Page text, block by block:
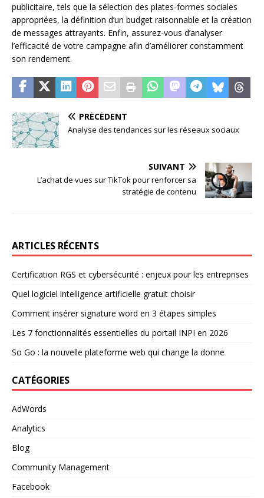
publicitaire, tels que la sélection des plates-formes sociales
appropriées, la définition d’un budget raisonnable et la création
de messages attrayants. Enfin, assurez-vous d’analyser
l’efficacité de votre campagne afin d’améliorer constamment
son rendement.
PRÉCÉDENT
Analyse des tendances sur les réseaux sociaux
SUIVANT
L’achat de vues sur TikTok pour renforcer sa
stratégie de contenu
ARTICLES RÉCENTS
Certification RGS et cybersécurité : enjeux pour les entreprises
Quel logiciel intelligence artificielle gratuit choisir
Comment insérer signature word en 3 étapes simples
Les 7 fonctionnalités essentielles du portail INPI en 2026
So Go : la nouvelle plateforme web qui change la donne
CATÉGORIES
AdWords
Analytics
Blog
Community Management
Facebook